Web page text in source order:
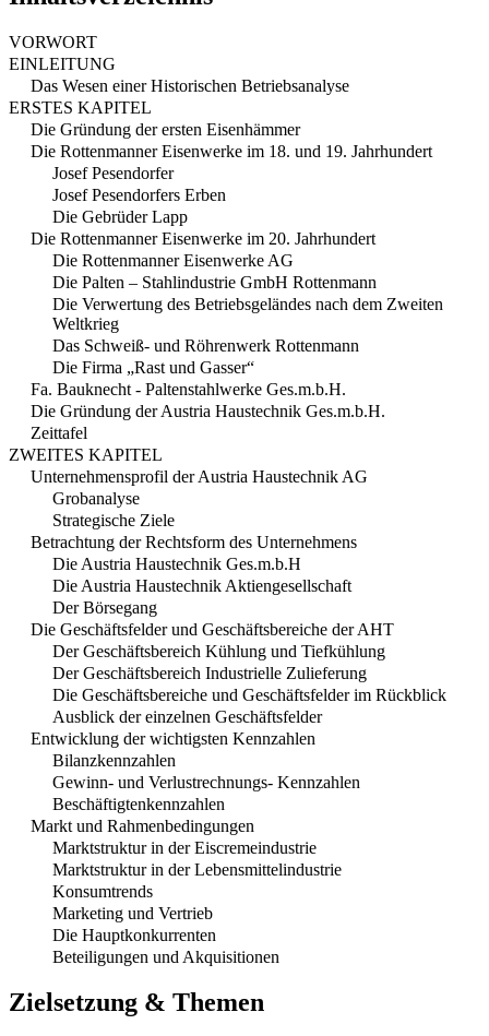
VORWORT
EINLEITUNG
Das Wesen einer Historischen Betriebsanalyse
ERSTES KAPITEL
Die Gründung der ersten Eisenhämmer
Die Rottenmanner Eisenwerke im 18. und 19. Jahrhundert
Josef Pesendorfer
Josef Pesendorfers Erben
Die Gebrüder Lapp
Die Rottenmanner Eisenwerke im 20. Jahrhundert
Die Rottenmanner Eisenwerke AG
Die Palten – Stahlindustrie GmbH Rottenmann
Die Verwertung des Betriebsgeländes nach dem Zweiten
Weltkrieg
Das Schweiß- und Röhrenwerk Rottenmann
Die Firma „Rast und Gasser“
Fa. Bauknecht - Paltenstahlwerke Ges.m.b.H.
Die Gründung der Austria Haustechnik Ges.m.b.H.
Zeittafel
ZWEITES KAPITEL
Unternehmensprofil der Austria Haustechnik AG
Grobanalyse
Strategische Ziele
Betrachtung der Rechtsform des Unternehmens
Die Austria Haustechnik Ges.m.b.H
Die Austria Haustechnik Aktiengesellschaft
Der Börsegang
Die Geschäftsfelder und Geschäftsbereiche der AHT
Der Geschäftsbereich Kühlung und Tiefkühlung
Der Geschäftsbereich Industrielle Zulieferung
Die Geschäftsbereiche und Geschäftsfelder im Rückblick
Ausblick der einzelnen Geschäftsfelder
Entwicklung der wichtigsten Kennzahlen
Bilanzkennzahlen
Gewinn- und Verlustrechnungs- Kennzahlen
Beschäftigtenkennzahlen
Markt und Rahmenbedingungen
Marktstruktur in der Eiscremeindustrie
Marktstruktur in der Lebensmittelindustrie
Konsumtrends
Marketing und Vertrieb
Die Hauptkonkurrenten
Beteiligungen und Akquisitionen
Zielsetzung & Themen